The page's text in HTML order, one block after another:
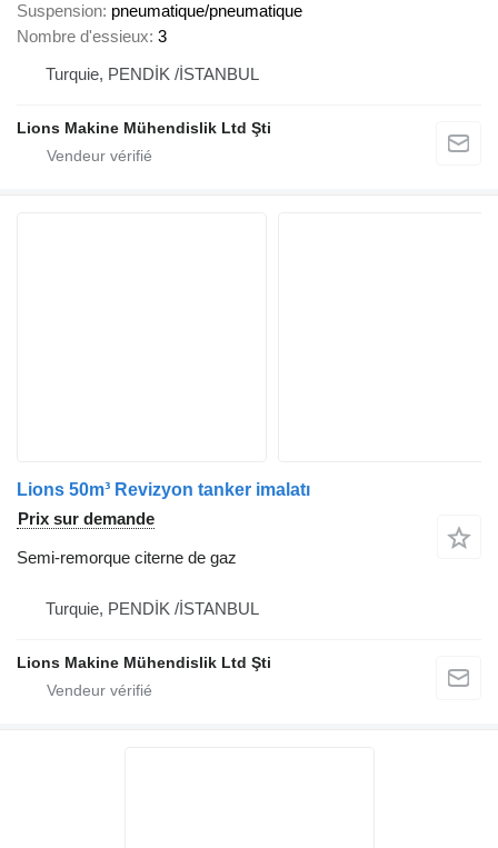
Suspension pneumatique/pneumatique
Nombre d'essieux 3
Turquie, PENDİK /İSTANBUL
Lions Makine Mühendislik Ltd Şti
Lions 50m³ Revizyon tanker imalatı
Prix sur demande
Semi-remorque citerne de gaz
Turquie, PENDİK /İSTANBUL
Lions Makine Mühendislik Ltd Şti